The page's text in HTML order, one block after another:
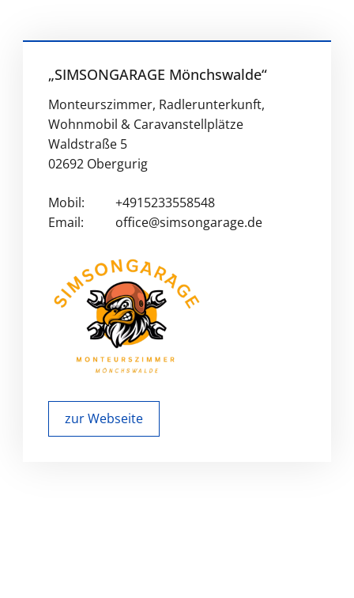
„SIMSONGARAGE Mönchswalde“
Monteurszimmer, Radlerunterkunft,
Wohnmobil & Caravanstellplätze
Waldstraße 5
02692 Obergurig
Mobil:
+4915233558548
Email:
office@simsongarage.de
zur Webseite